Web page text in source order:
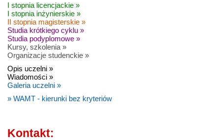
I stopnia licencjackie »
I stopnia inżynierskie »
II stopnia magisterskie »
Studia krótkiego cyklu »
Studia podyplomowe »
Kursy, szkolenia »
Organizacje studenckie »
Opis uczelni »
Wiadomości »
Galeria uczelni »
» WAMT - kierunki bez kryteriów
Kontakt: